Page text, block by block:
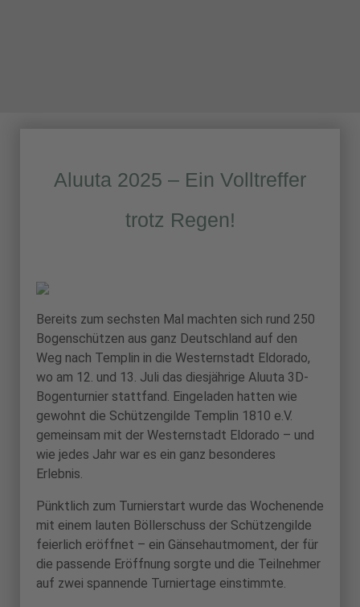
Aluuta 2025 – Ein Volltreffer
trotz Regen!
Bereits zum sechsten Mal machten sich rund 250
Bogenschützen aus ganz Deutschland auf den
Weg nach Templin in die Westernstadt Eldorado,
wo am 12. und 13. Juli das diesjährige Aluuta 3D-
Bogenturnier stattfand. Eingeladen hatten wie
gewohnt die Schützengilde Templin 1810 e.V.
gemeinsam mit der Westernstadt Eldorado – und
wie jedes Jahr war es ein ganz besonderes
Erlebnis.
Pünktlich zum Turnierstart wurde das Wochenende
mit einem lauten Böllerschuss der Schützengilde
feierlich eröffnet – ein Gänsehautmoment, der für
die passende Eröffnung sorgte und die Teilnehmer
auf zwei spannende Turniertage einstimmte.